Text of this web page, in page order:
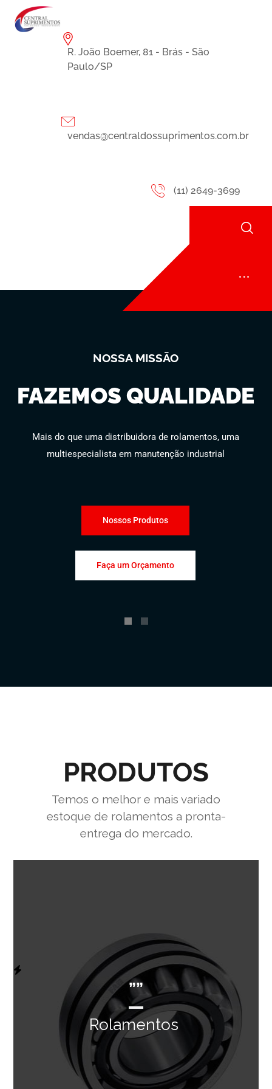
R. João Boemer, 81 - Brás - São
Paulo/SP
vendas@centraldossuprimentos.com.br
(11) 2649-3699
FAZEMOS QUALIDADE
NOSSA MISSÃO
Mais do que uma distribuidora de rolamentos, uma
multiespecialista em manutenção industrial
Nossos Produtos
Faça um Orçamento
PRODUTOS
Temos o melhor e mais variado
estoque de rolamentos a pronta-
entrega do mercado.
””
Rolamentos